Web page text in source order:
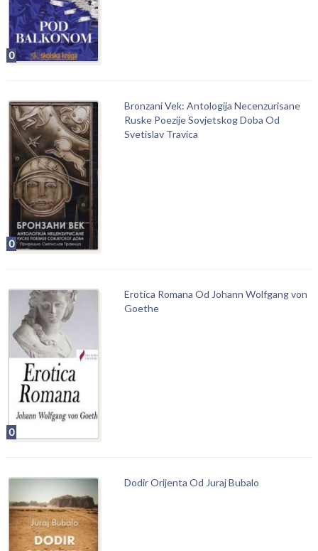
0
0
Bronzani Vek: Antologija Necenzurisane
Ruske Poezije Sovjetskog Doba Od
Svetislav Travica
0
Erotica Romana Od Johann Wolfgang von
Goethe
Dodir Orijenta Od Juraj Bubalo